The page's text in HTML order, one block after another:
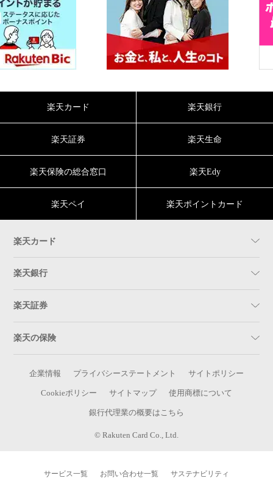
楽天カード 楽天銀行
楽天証券 楽天生命
楽天保険の総合窓口 楽天Edy
楽天ペイ 楽天ポイントカード
楽天カード
楽天銀行
楽天証券
楽天の保険
企業情報 プライバシーステートメント サイトポリシー
Cookieポリシー サイトマップ 使用商標について
銀行代理業の概要はこちら
© Rakuten Card Co., Ltd.
サービス一覧 お問い合わせ一覧 サステナビリティ